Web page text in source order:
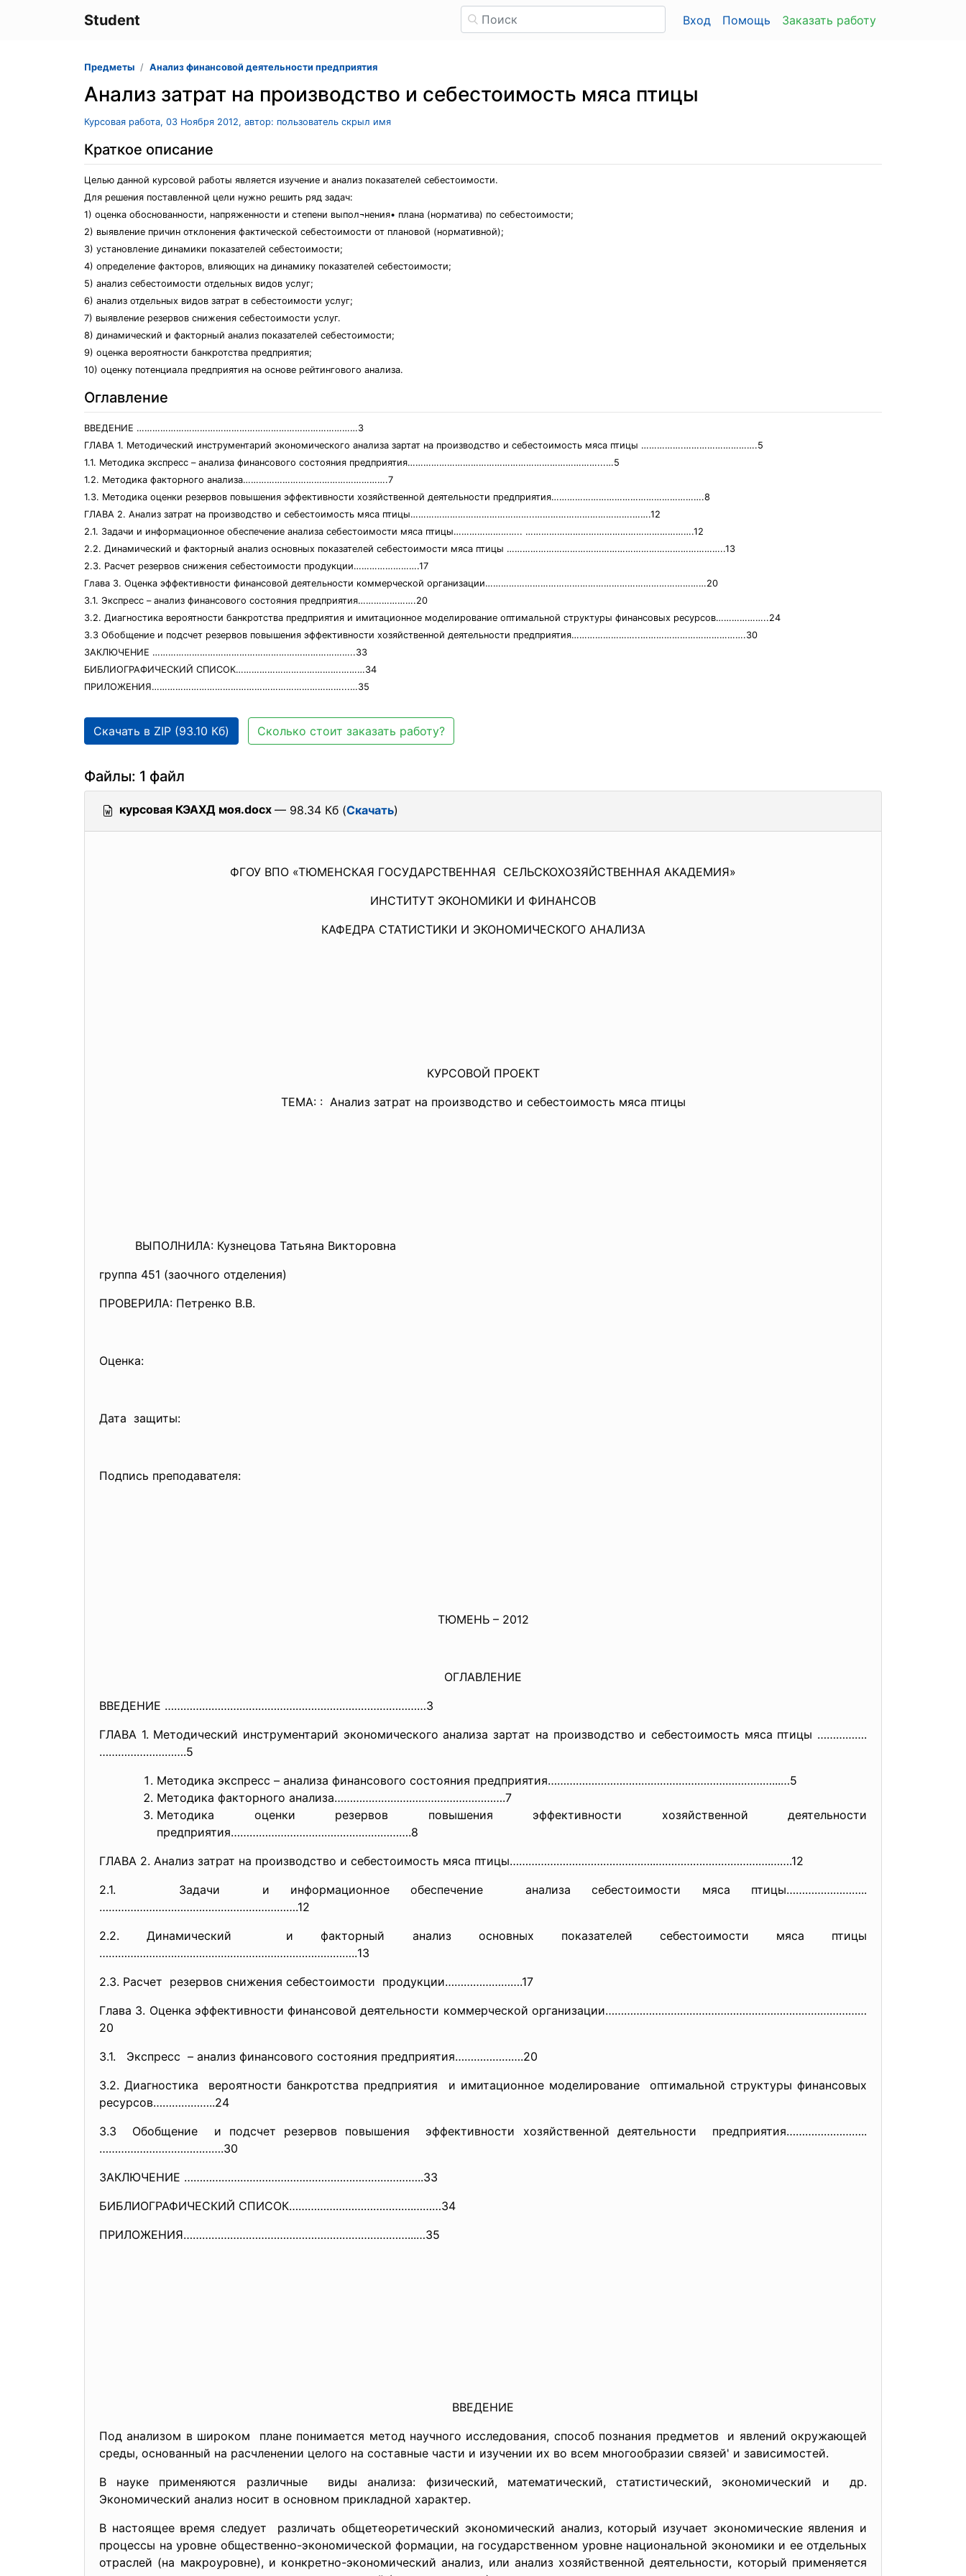
Student Вход Помощь Заказать работу
Предметы Анализ финансовой деятельности предприятия
Анализ затрат на производство и себестоимость мяса птицы
Курсовая работа, 03 Ноября 2012, автор: пользователь скрыл имя
Краткое описание
Целью данной курсовой работы является изучение и анализ показателей себестоимости.
Для решения поставленной цели нужно решить ряд задач:
1) оценка обоснованности, напряженности и степени выпол¬нения• плана (норматива) по себестоимости;
2) выявление причин отклонения фактической себестоимости от плановой (нормативной);
3) установление динамики показателей себестоимости;
4) определение факторов, влияющих на динамику показателей себестоимости;
5) анализ себестоимости отдельных видов услуг;
6) анализ отдельных видов затрат в себестоимости услуг;
7) выявление резервов снижения себестоимости услуг.
8) динамический и факторный анализ показателей себестоимости;
9) оценка вероятности банкротства предприятия;
10) оценку потенциала предприятия на основе рейтингового анализа.
Оглавление
ВВЕДЕНИЕ …………………………………………………………………………3
ГЛАВА 1. Методический инструментарий экономического анализа зартат на производство и себестоимость мяса птицы …………….……………………….5
1.1. Методика экспресс – анализа финансового состояния предприятия………………………………………………………………...…5
1.2. Методика факторного анализа……………………………………………….7
1.3. Методика оценки резервов повышения эффективности хозяйственной деятельности предприятия………………………………………………….8
ГЛАВА 2. Анализ затрат на производство и себестоимость мяса птицы………………………………………..……………………………….…….12
2.1. Задачи и информационное обеспечение анализа себестоимости мяса птицы…………………….. ……………………………………………………….12
2.2. Динамический и факторный анализ основных показателей себестоимости мяса птицы ………………………………………………………………………..13
2.3. Расчет резервов снижения себестоимости продукции…………………….17
Глава 3. Оценка эффективности финансовой деятельности коммерческой организации…………………………………………………………………………20
3.1. Экспресс – анализ финансового состояния предприятия………………….20
3.2. Диагностика вероятности банкротства предприятия и имитационное моделирование оптимальной структуры финансовых ресурсов………………..24
3.3 Обобщение и подсчет резервов повышения эффективности хозяйственной деятельности предприятия……………………..………………………………….30
ЗАКЛЮЧЕНИЕ …………………………………………………………………..33
БИБЛИОГРАФИЧЕСКИЙ СПИСОК………………………………….………34
ПРИЛОЖЕНИЯ………………………………………………………………...…35
Скачать в ZIP (93.10 Кб) Сколько стоит заказать работу?
Файлы: 1 файл
курсовая КЭАХД моя.docx — 98.34 Кб (Скачать)
ФГОУ ВПО «ТЮМЕНСКАЯ ГОСУДАРСТВЕННАЯ СЕЛЬСКОХОЗЯЙСТВЕННАЯ АКАДЕМИЯ»
ИНСТИТУТ ЭКОНОМИКИ И ФИНАНСОВ
КАФЕДРА СТАТИСТИКИ И ЭКОНОМИЧЕСКОГО АНАЛИЗА
КУРСОВОЙ ПРОЕКТ
ТЕМА: : Анализ затрат на производство и себестоимость мяса птицы
ВЫПОЛНИЛА: Кузнецова Татьяна Викторовна
группа 451 (заочного отделения)
ПРОВЕРИЛА: Петренко В.В.
Оценка:
Дата защиты:
Подпись преподавателя:
ТЮМЕНЬ – 2012
ОГЛАВЛЕНИЕ
ВВЕДЕНИЕ …………………………………………………………………………3
ГЛАВА 1. Методический инструментарий экономического анализа зартат на производство и себестоимость мяса птицы …………….
……………………….5
Методика экспресс – анализа финансового состояния предприятия………………………………………………………………...…5
Методика факторного анализа……………………………………………….7
Методика оценки резервов повышения эффективности хозяйственной деятельности
предприятия………………………………………………….8
ГЛАВА 2. Анализ затрат на производство и себестоимость мяса птицы………………………………………..……………………………….…….12
2.1. Задачи и информационное обеспечение анализа себестоимости мяса птицы……………………..
……………………………………………………….12
2.2. Динамический и факторный анализ основных показателей себестоимости мяса птицы
………………………………………………………………………..13
2.3. Расчет резервов снижения себестоимости продукции…………………….17
Глава 3. Оценка эффективности финансовой деятельности коммерческой организации…………………………………………………………………………
20
3.1. Экспресс – анализ финансового состояния предприятия………………….20
3.2. Диагностика вероятности банкротства предприятия и имитационное моделирование оптимальной структуры финансовых
ресурсов………………..24
3.3 Обобщение и подсчет резервов повышения эффективности хозяйственной деятельности предприятия……………………..
………………………………….30
ЗАКЛЮЧЕНИЕ …………………………………………………………………..33
БИБЛИОГРАФИЧЕСКИЙ СПИСОК………………………………….………34
ПРИЛОЖЕНИЯ………………………………………………………………...…35
ВВЕДЕНИЕ
Под анализом в широком плане понимается метод научного исследования, способ познания предметов и явлений окружающей
среды, основанный на расчленении целого на составные части и изучении их во всем многообразии связей' и зависимостей.
В науке применяются различные виды анализа: физический, математический, статистический, экономический и др.
Экономический анализ носит в основном прикладной характер.
В настоящее время следует различать общетеоретический экономический анализ, который изучает экономические явления и
процессы на уровне общественно-экономической формации, на государственном уровне национальной экономики и ее отдельных
отраслей (на макроуровне), и конкретно-экономический анализ, или анализ хозяйственной деятельности, который применяется